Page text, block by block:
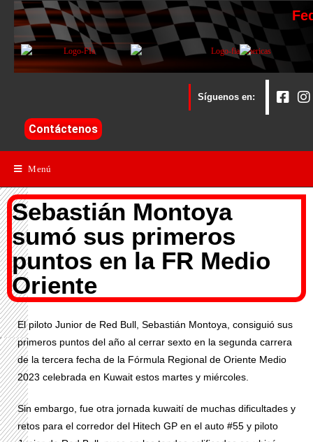
Síguenos en:
Contáctenos
Menú
Sebastián Montoya
sumó sus primeros
puntos en la FR Medio
Oriente
El piloto Junior de Red Bull, Sebastián Montoya, consiguió sus
primeros puntos del año al cerrar sexto en la segunda carrera
de la tercera fecha de la Fórmula Regional de Oriente Medio
2023 celebrada en Kuwait estos martes y miércoles.
Sin embargo, fue otra jornada kuwaití de muchas dificultades y
retos para el corredor del Hitech GP en el auto #55 y piloto